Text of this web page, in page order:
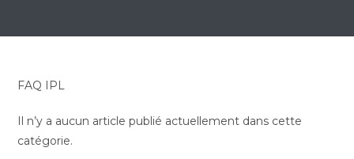
FAQ IPL
Il n’y a aucun article publié actuellement dans cette
catégorie.